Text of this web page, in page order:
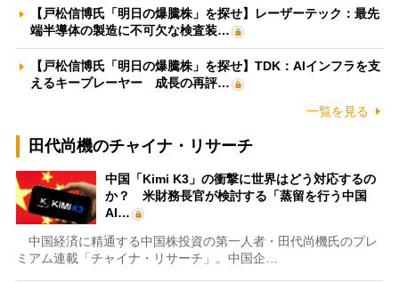
【戸松信博氏「明日の爆騰株」を探せ】レーザーテック：最先
端半導体の製造に不可欠な検査装…
【戸松信博氏「明日の爆騰株」を探せ】TDK：AIインフラを支
えるキープレーヤー 成長の再評…
一覧を見る
田代尚機のチャイナ・リサーチ
中国「Kimi K3」の衝撃に世界はどう対応するの
か？ 米財務長官が検討する「蒸留を行う中国
AI…
中国経済に精通する中国株投資の第一人者・田代尚機氏のプレ
ミアム連載「チャイナ・リサーチ」。中国企…